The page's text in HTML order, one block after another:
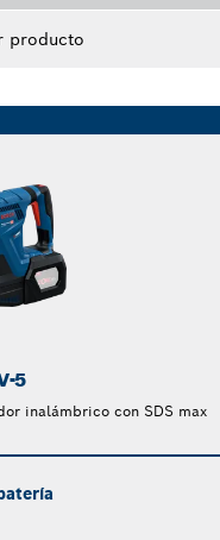
producto
5
inalámbrico con SDS max